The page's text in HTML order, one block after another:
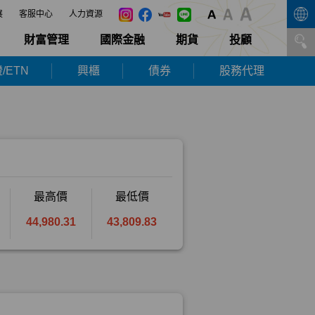
客服中心 人力資源
財富管理 國際金融 期貨 投顧
ETN 興櫃 債券 股務代理